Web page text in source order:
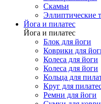
Скамьи
Эллиптические
Йога и пилатес
Йога и пилатес
Блок для йоги
Коврики для
Колеса для йоги
Колеса для йоги
Кольца для
Круг для
Ремни для йоги